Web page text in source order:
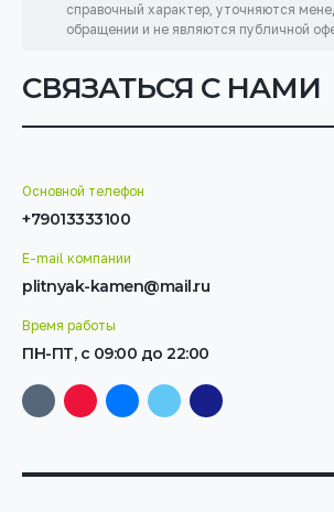
справочный характер, уточняются
обращении и не являются публичной
СВЯЗАТЬСЯ С НАМИ
Основной телефон
+79013333100
E-mail компании
plitnyak-kamen@mail.ru
Время работы
ПН-ПТ, с 09:00 до 22:00